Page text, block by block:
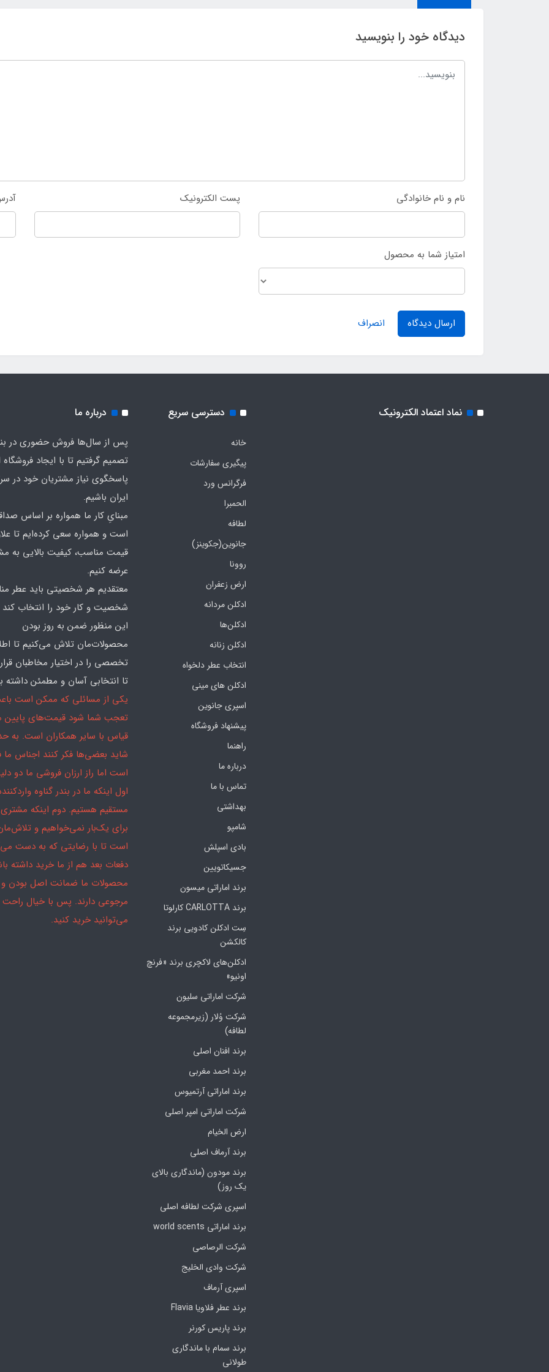
دیدگاه خود را بنویسید
نام و نام خانوادگی پست الکترونیک
امتیاز شما به محصول
ارسال دیدگاه انصراف
نماد اعتماد الکترونیک دسترسی سریع
خانه
پیگیری سفارشات
فرگرانس ورد
الحمبرا
لطافه
جانوین(جکوینز)
روونا
ارض زعفران
ادکلن مردانه
ادکلن‌ها
ادکلن زنانه
انتخاب عطر دلخواه
ادکلن های مینی
اسپری جانوین
پیشنهاد فروشگاه
راهنما
درباره ما
تماس با ما
بهداشتی
شامپو
بادی اسپلش
جسیکاتویین
برند اماراتی میسون
برند CARLOTTA کارلوتا
سِت ادکلن کادویی برند
کالکشن
ادکلن‌های لاکچری برند «فرنچ
اونیو»
شرکت اماراتی سلیون
شرکت وُلار (زیرمجموعه
لطافه)
برند افنان اصلی
برند احمد مغربی
برند اماراتی آرتمیوس
شرکت اماراتی امپر اصلی
ارض الخیام
برند آرماف اصلی
برند مودون (ماندگاری بالای
یک روز)
اسپری شرکت لطافه اصلی
برند اماراتی world scents
شرکت الرصاصی
شرکت وادی الخلیج
اسپری آرماف
برند عطر فلاویا Flavia
برند پاریس کورنر
برند سمام با ماندگاری
طولانی
درباره ما
پس از سال‌ها فروش حضوری در
تصمیم گرفتیم تا با ایجاد فروشگاه
پاسخگوی نیاز مشتریان خود در
ایران باشیم.
مبنایِ کار ما همواره بر اساس
است و همواره سعی کرده‌ایم تا
قیمت مناسب، کیفیت بالایی به
عرضه کنیم.
معتقدیم هر شخصیتی باید عطر
شخصیت و کار خود را انتخاب کند
این منظور ضمن به روز بودن
محصولات‌مان تلاش می‌کنیم تا
تخصصی را در اختیار مخاطبان
تا انتخابی آسان و مطمئن داشته
یکی از مسائلی که ممکن است
تعجب شما شود قیمت‌های پایین
قیاس با سایر همکاران است. به
شاید بعضی‌ها فکر کنند اجناس
است اما راز ارزان فروشی ما دو
اول اینکه ما در بندر گناوه
مستقیم هستیم. دوم اینکه
برای یک‌بار نمی‌خواهیم و
است تا با رضایتی که به دست
دفعات بعد هم از ما خرید داشته
محصولات ما ضمانت اصل بودن و
مرجوعی دارند. پس با خیال راحت
می‌توانید خرید کنید.